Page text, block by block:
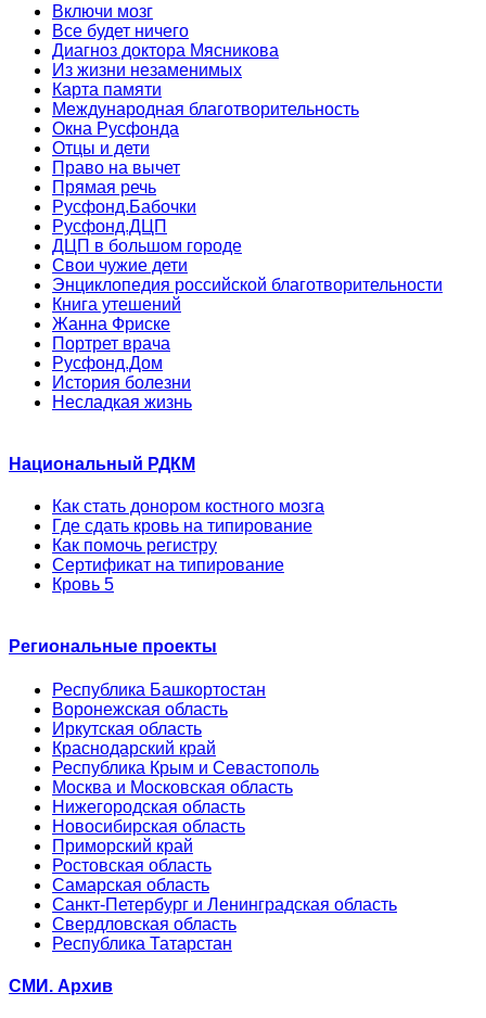
Включи мозг
Все будет ничего
Диагноз доктора Мясникова
Из жизни незаменимых
Карта памяти
Международная благотворительность
Окна Русфонда
Отцы и дети
Право на вычет
Прямая речь
Русфонд.Бабочки
Русфонд.ДЦП
ДЦП в большом городе
Свои чужие дети
Энциклопедия российской благотворительности
Книга утешений
Жанна Фриске
Портрет врача
Русфонд.Дом
История болезни
Несладкая жизнь
Национальный РДКМ
Как стать донором костного мозга
Где сдать кровь на типирование
Как помочь регистру
Сертификат на типирование
Кровь 5
Региональные проекты
Республика Башкортостан
Воронежская область
Иркутская область
Краснодарский край
Республика Крым и Севастополь
Москва и Московская область
Нижегородская область
Новосибирская область
Приморский край
Ростовская область
Самарская область
Санкт-Петербург и Ленинградская область
Свердловская область
Республика Татарстан
СМИ. Архив